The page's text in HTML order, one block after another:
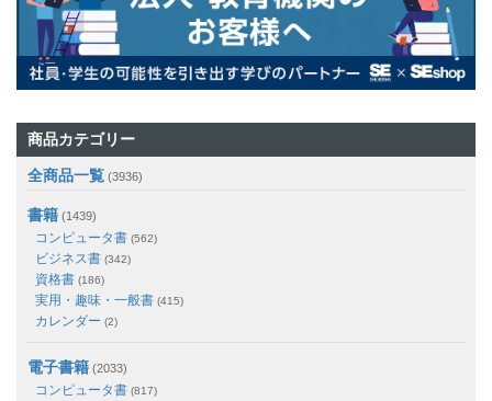
商品カテゴリー
全商品一覧 (3936)
書籍 (1439)
コンピュータ書 (562)
ビジネス書 (342)
資格書 (186)
実用・趣味・一般書 (415)
カレンダー (2)
電子書籍 (2033)
コンピュータ書 (817)